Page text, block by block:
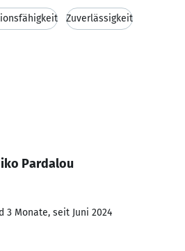
Zuverlässigkeit
Pardalou
3 Monate, seit Juni 2024